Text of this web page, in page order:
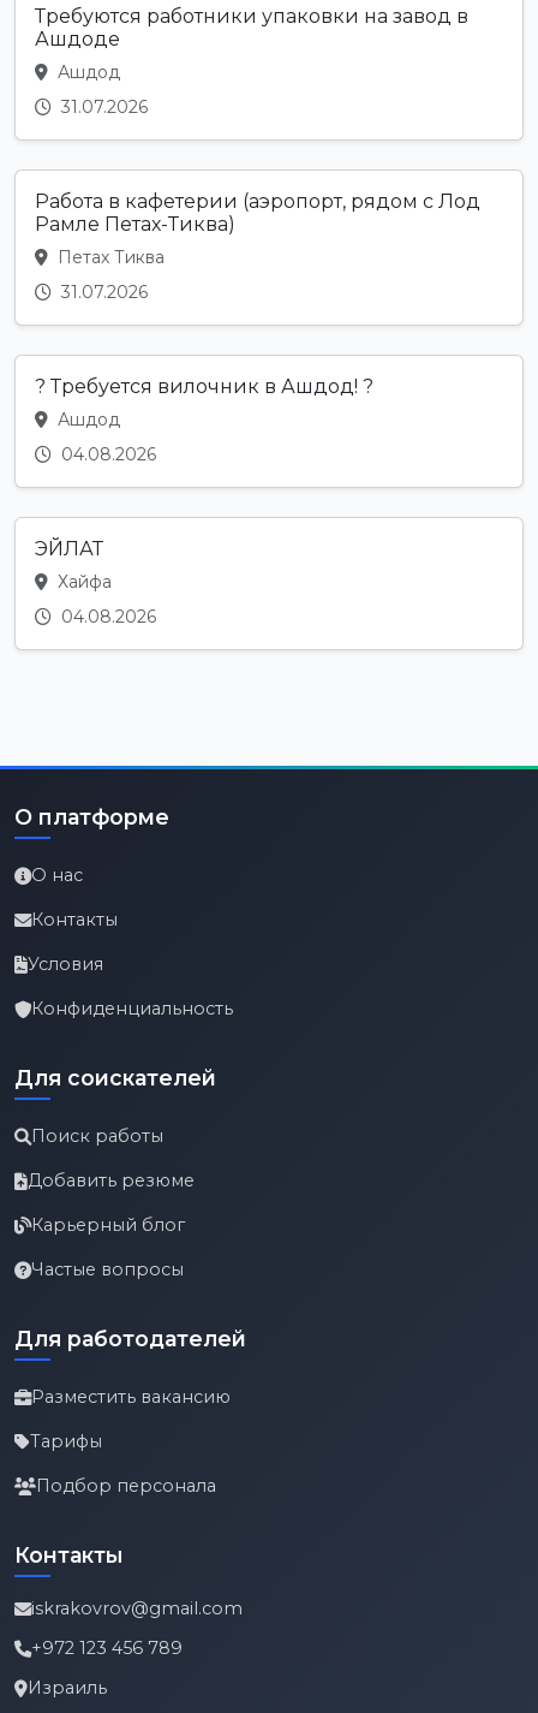
Требуются работники упаковки на завод в
Ашдоде
Ашдод
31.07.2026
Работа в кафетерии (аэропорт, рядом с Лод
Рамле Петах-Тиква)
Петах Тиква
31.07.2026
? Требуется вилочник в Ашдод! ?
Ашдод
04.08.2026
ЭЙЛАТ
Хайфа
04.08.2026
О платформе
О нас
Контакты
Условия
Конфиденциальность
Для соискателей
Поиск работы
Добавить резюме
Карьерный блог
Частые вопросы
Для работодателей
Разместить вакансию
Тарифы
Подбор персонала
Контакты
iskrakovrov@gmail.com
+972 123 456 789
Израиль